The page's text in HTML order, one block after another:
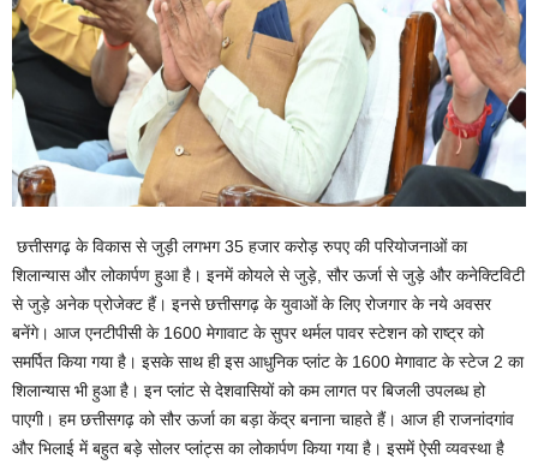
छत्तीसगढ़ के विकास से जुड़ी लगभग 35 हजार करोड़ रुपए की परियोजनाओं का
शिलान्यास और लोकार्पण हुआ है। इनमें कोयले से जुड़े, सौर ऊर्जा से जुड़े और कनेक्टिविटी
से जुड़े अनेक प्रोजेक्ट हैं। इनसे छत्तीसगढ़ के युवाओं के लिए रोजगार के नये अवसर
बनेंगे। आज एनटीपीसी के 1600 मेगावाट के सुपर थर्मल पावर स्टेशन को राष्ट्र को
समर्पित किया गया है। इसके साथ ही इस आधुनिक प्लांट के 1600 मेगावाट के स्टेज 2 का
शिलान्यास भी हुआ है। इन प्लांट से देशवासियों को कम लागत पर बिजली उपलब्ध हो
पाएगी। हम छत्तीसगढ़ को सौर ऊर्जा का बड़ा केंद्र बनाना चाहते हैं। आज ही राजनांदगांव
और भिलाई में बहुत बड़े सोलर प्लांट्स का लोकार्पण किया गया है। इसमें ऐसी व्यवस्था है